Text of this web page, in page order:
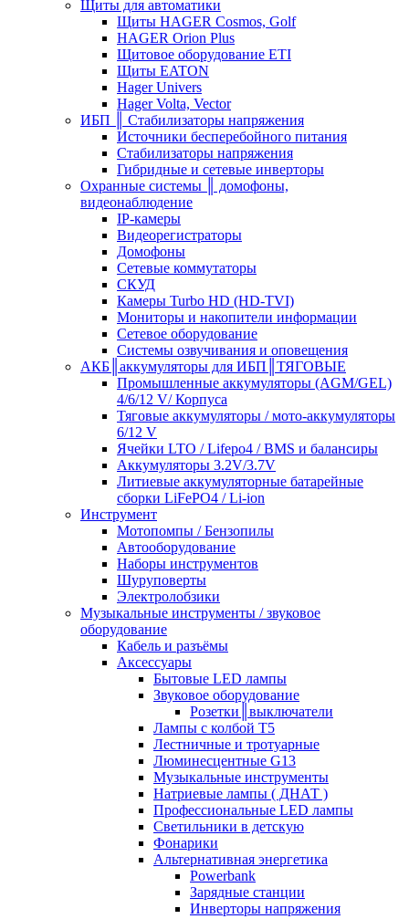
Щиты для автоматики
Щиты HAGER Cosmos, Golf
HAGER Orion Plus
Щитовое оборудование ETI
Щиты EATON
Hager Univers
Hager Volta, Vector
ИБП ║ Стабилизаторы напряжения
Источники бесперебойного питания
Стабилизаторы напряжения
Гибридные и сетевые инверторы
Охранные системы ║ домофоны,
видеонаблюдение
IP-камеры
Видеорегистраторы
Домофоны
Сетевые коммутаторы
СКУД
Камеры Turbo HD (HD-TVI)
Мониторы и накопители информации
Сетевое оборудование
Системы озвучивания и оповещения
АКБ║аккумуляторы для ИБП║ТЯГОВЫЕ
Промышленные аккумуляторы (AGM/GEL)
4/6/12 V/ Корпуса
Тяговые аккумуляторы / мото-аккумуляторы
6/12 V
Ячейки LTO / Lifepo4 / BMS и балансиры
Аккумуляторы 3.2V/3.7V
Литиевые аккумуляторные батарейные
сборки LiFePO4 / Li-ion
Инструмент
Мотопомпы / Бензопилы
Автооборудование
Наборы инструментов
Шуруповерты
Электролобзики
Музыкальные инструменты / звуковое
оборудование
Кабель и разъёмы
Аксессуары
Бытовые LED лампы
Звуковое оборудование
Розетки║выключатели
Лампы с колбой Т5
Лестничные и тротуарные
Люминесцентные G13
Музыкальные инструменты
Натриевые лампы ( ДНАТ )
Профессиональные LED лампы
Светильники в детскую
Фонарики
Альтернативная энергетика
Powerbank
Зарядные станции
Инверторы напряжения